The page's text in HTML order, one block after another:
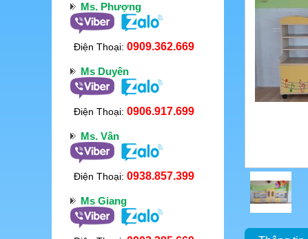
Ms. Phượng
Điện Thoại: 0909.362.669
Ms Duyên
Điện Thoại: 0906.917.699
Ms. Vân
Điện Thoại: 0938.857.399
Ms Giang